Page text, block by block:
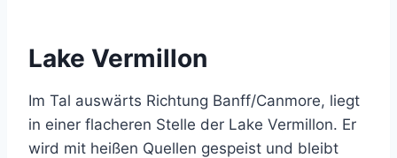
Lake Vermillon
Im Tal auswärts Richtung Banff/Canmore, liegt
in einer flacheren Stelle der Lake Vermillon. Er
wird mit heißen Quellen gespeist und bleibt